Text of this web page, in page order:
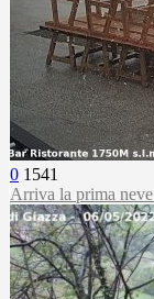
0 1541
Arriva la prima